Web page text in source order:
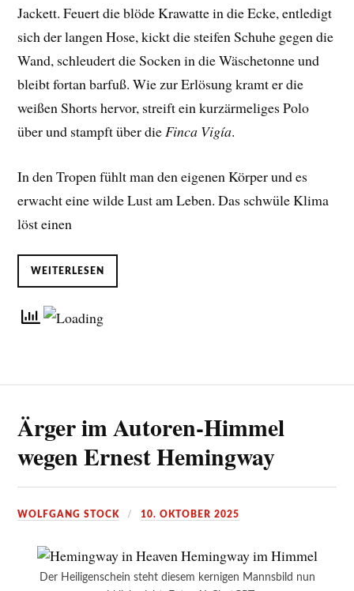
Jackett. Feuert die blöde Krawatte in die Ecke, entledigt
sich der langen Hose, kickt die steifen Schuhe gegen die
Wand, schleudert die Socken in die Wäschetonne und
bleibt fortan barfuß. Wie zur Erlösung kramt er die
weißen Shorts hervor, streift ein kurzärmeliges Polo
über und stampft über dieFinca Vigía.
In den Tropen fühlt man den eigenen Körper und es
erwacht eine wilde Lust am Leben. Das schwüle Klima
löst einen
WEITERLESEN
Ärger im Autoren-Himmel
wegen Ernest Hemingway
WOLFGANG STOCK 10. OKTOBER 2025
Der Heiligenschein steht diesem kernigen Mannsbild nun